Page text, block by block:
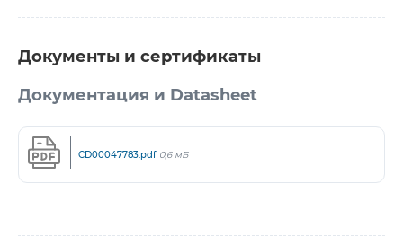
Документы и сертификаты
Документация и Datasheet
CD00047783.pdf 0,6 мБ